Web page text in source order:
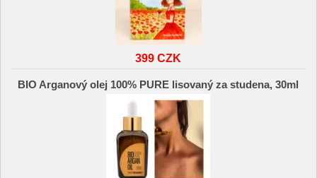
399 CZK
BIO Arganový olej 100% PURE lisovaný za studena, 30ml